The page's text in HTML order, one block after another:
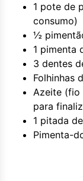
1 pote de
consumo)
½
1 pimenta
3 dentes
Folhinhas
Azeite (fio
para
1 pitada
Pimenta-